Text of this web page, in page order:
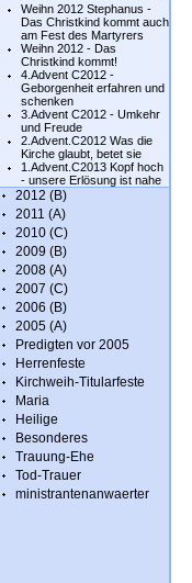
Weihn 2012 Stephanus -
Das Christkind kommt auch
am Fest des Martyrers
Weihn 2012 - Das
Christkind kommt!
4.Advent C2012 -
Geborgenheit erfahren und
schenken
3.Advent C2012 - Umkehr
und Freude
2.Advent.C2012 Was die
Kirche glaubt, betet sie
1.Advent.C2013 Kopf hoch
- unsere Erlösung ist nahe
2012 (B)
2011 (A)
2010 (C)
2009 (B)
2008 (A)
2007 (C)
2006 (B)
2005 (A)
Predigten vor 2005
Herrenfeste
Kirchweih-Titularfeste
Maria
Heilige
Besonderes
Trauung-Ehe
Tod-Trauer
ministrantenanwaerter